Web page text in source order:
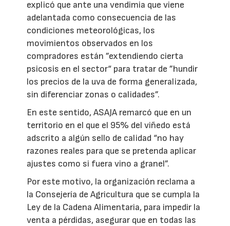
explicó que ante una vendimia que viene
adelantada como consecuencia de las
condiciones meteorológicas, los
movimientos observados en los
compradores están ”extendiendo cierta
psicosis en el sector“ para tratar de ”hundir
los precios de la uva de forma generalizada,
sin diferenciar zonas o calidades”.
En este sentido, ASAJA remarcó que en un
territorio en el que el 95% del viñedo está
adscrito a algún sello de calidad “no hay
razones reales para que se pretenda aplicar
ajustes como si fuera vino a granel”.
Por este motivo, la organización reclama a
la Consejería de Agricultura que se cumpla la
Ley de la Cadena Alimentaria, para impedir la
venta a pérdidas, asegurar que en todas las